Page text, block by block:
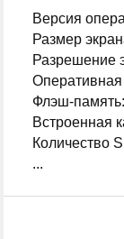
Версия
Размер
Разрешение
Флэш-
Встроенная
Количество
...